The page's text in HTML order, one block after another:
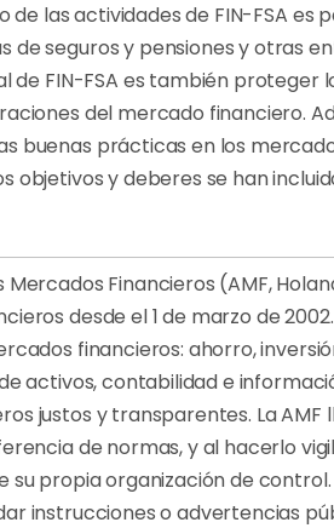
de las actividades de FIN-FSA
de seguros y pensiones y otras
de FIN-FSA es también
del mercado financiero.
buenas prácticas en los
objetivos y deberes se han
Mercados Financieros (AMF,
desde el 1 de marzo de
financieros: ahorro,
activos, contabilidad e
justos y transparentes. La
de normas, y al hacerlo
su propia organización de
instrucciones o advertencias